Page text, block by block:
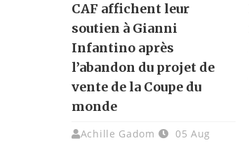
CAF affichent leur
soutien à Gianni
Infantino après
l’abandon du projet de
vente de la Coupe du
monde
Achille Gadom
05 Aug